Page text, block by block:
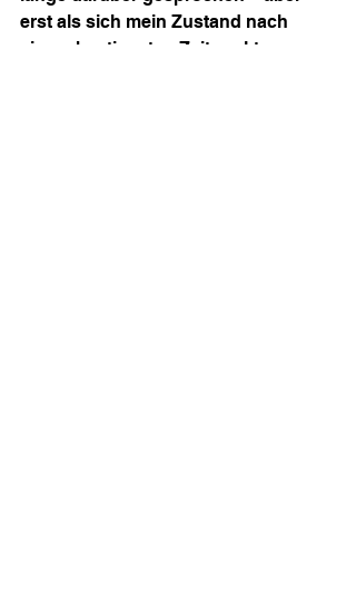
erst als sich mein Zustand nach
einem bestimmten Zeitpunkt